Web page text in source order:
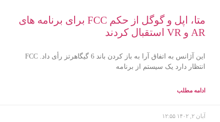
متا، اپل و گوگل از حکم FCC برای برنامه های
AR و VR استقبال کردند
این آژانس به اتفاق آرا به باز کردن باند 6 گیگاهرتز رأی داد. FCC
انتظار دارد یک سیستم از برنامه
ادامه مطلب
آبان ۲, ۱۴۰۲ ۱۲:۵۵